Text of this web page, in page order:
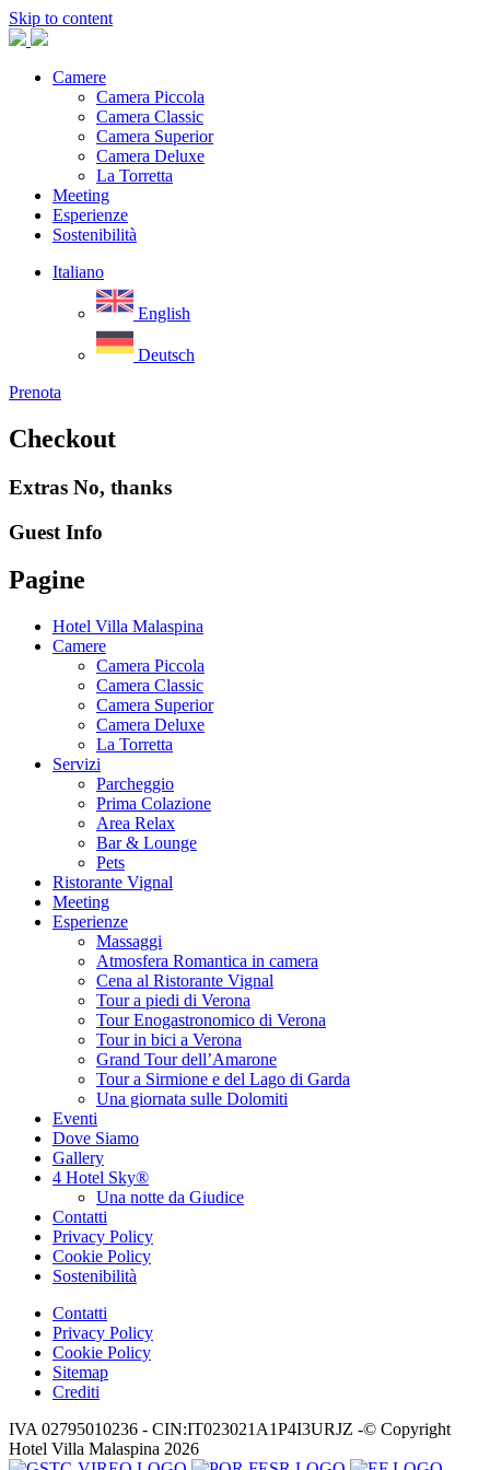
Skip to content
Camere
Camera Piccola
Camera Classic
Camera Superior
Camera Deluxe
La Torretta
Meeting
Esperienze
Sostenibilità
Italiano
English
Deutsch
Prenota
Checkout
Extras No, thanks
Guest Info
Pagine
Hotel Villa Malaspina
Camere
Camera Piccola
Camera Classic
Camera Superior
Camera Deluxe
La Torretta
Servizi
Parcheggio
Prima Colazione
Area Relax
Bar & Lounge
Pets
Ristorante Vignal
Meeting
Esperienze
Massaggi
Atmosfera Romantica in camera
Cena al Ristorante Vignal
Tour a piedi di Verona
Tour Enogastronomico di Verona
Tour in bici a Verona
Grand Tour dell’Amarone
Tour a Sirmione e del Lago di Garda
Una giornata sulle Dolomiti
Eventi
Dove Siamo
Gallery
4 Hotel Sky®
Una notte da Giudice
Contatti
Privacy Policy
Cookie Policy
Sostenibilità
Contatti
Privacy Policy
Cookie Policy
Sitemap
Crediti
IVA 02795010236 - CIN:IT023021A1P4I3URJZ -© Copyright
Hotel Villa Malaspina 2026